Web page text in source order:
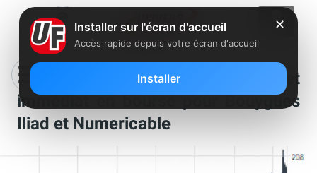
Annonce de Bouygues : effet
immédiat en bourse pour Bouygues
Iliad et Numericable
✕
Installer sur l'écran d'accueil
Accès rapide depuis votre écran d'accueil
Installer